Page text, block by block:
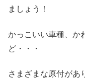
ましょう！
かっこいい車種、か
ど・・・
さまざまな原付があ